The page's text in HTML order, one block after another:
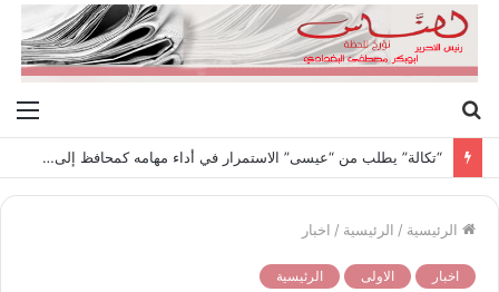
عن
محافظ مصرف ليبيا المركزي يتقدم بطلب إعفائه من منصبه دون ذكر الأسباب “وذلك لحساسيتها”
الرئيسية / الرئيسية / اخبار
اخبار الاولى الرئيسية